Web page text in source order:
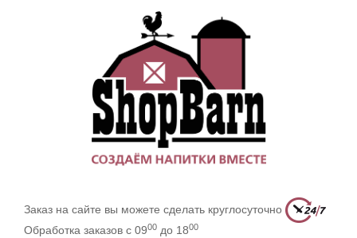
Заказ на сайте вы можете сделать круглосуточно
Обработка заказов с 0900 до 1800